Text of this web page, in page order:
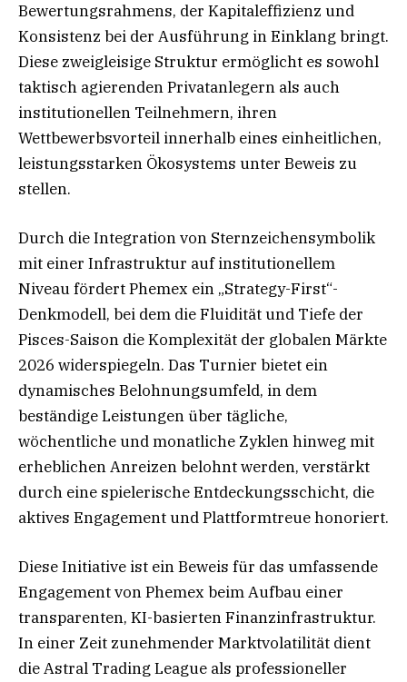
Bewertungsrahmens, der Kapitaleffizienz und
Konsistenz bei der Ausführung in Einklang bringt.
Diese zweigleisige Struktur ermöglicht es sowohl
taktisch agierenden Privatanlegern als auch
institutionellen Teilnehmern, ihren
Wettbewerbsvorteil innerhalb eines einheitlichen,
leistungsstarken Ökosystems unter Beweis zu
stellen.
Durch die Integration von Sternzeichensymbolik
mit einer Infrastruktur auf institutionellem
Niveau fördert Phemex ein „Strategy-First“-
Denkmodell, bei dem die Fluidität und Tiefe der
Pisces-Saison die Komplexität der globalen Märkte
2026 widerspiegeln. Das Turnier bietet ein
dynamisches Belohnungsumfeld, in dem
beständige Leistungen über tägliche,
wöchentliche und monatliche Zyklen hinweg mit
erheblichen Anreizen belohnt werden, verstärkt
durch eine spielerische Entdeckungsschicht, die
aktives Engagement und Plattformtreue honoriert.
Diese Initiative ist ein Beweis für das umfassende
Engagement von Phemex beim Aufbau einer
transparenten, KI-basierten Finanzinfrastruktur.
In einer Zeit zunehmender Marktvolatilität dient
die Astral Trading League als professioneller